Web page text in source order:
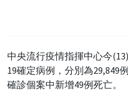
中央流行疫情指揮中心今
19確定病例，分別為29,849
確診個案中新增49例死亡。